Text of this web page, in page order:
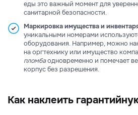
еды это важный момент для
санитарной безопасности.
Маркировка имущества и
уникальными номерами
оборудования. Например, можно
на оргтехнику или имущество
пломбаодновременно и помечает
корпус без разрешения.
Как наклеить